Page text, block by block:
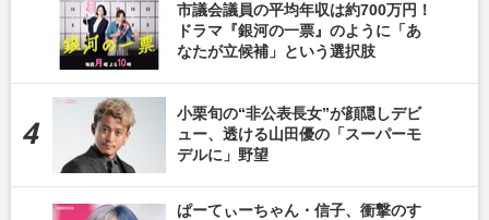
市議会議員の平均年収は約700万円！
ドラマ『銀河の一票』のように「あ
なたが立候補」という選択肢
小栗旬の“非公表長女”が顔隠しデビ
ュー、透ける山田優の「スーパーモ
デルに」野望
ぱーてぃーちゃん・信子、衝撃のす